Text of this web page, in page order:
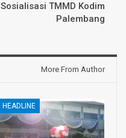
Sosialisasi TMMD Kodim
Palembang
More From Author
HEADLINE